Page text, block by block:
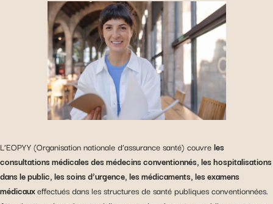
L’EOPYY (Organisation nationale d’assurance santé) couvreles
consultations médicales des médecins conventionnés, les hospitalisations
dans le public, les soins d’urgence, les médicaments, les examens
médicauxeffectués dans les structures de santé publiques conventionnées.